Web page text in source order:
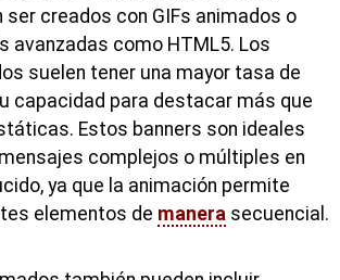
ser creados con GIFs animados o
avanzadas como HTML5. Los
suelen tener una mayor tasa de
capacidad para destacar más que
Estos banners son ideales
complejos o múltiples en
ya que la animación permite
elementos de manera secuencial.